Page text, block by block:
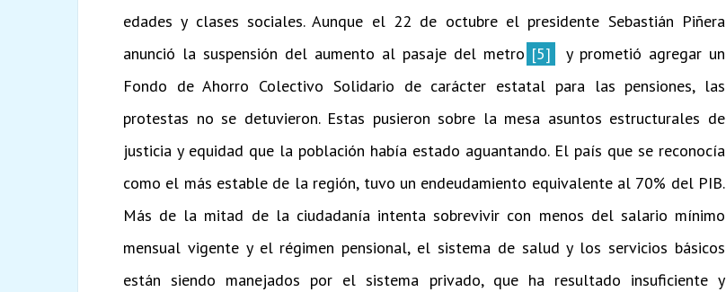
edades y clases sociales. Aunque el 22 de octubre el presidente Sebastián Piñera
anunció la suspensión del aumento al pasaje del metro [5]
y prometió agregar un
Fondo de Ahorro Colectivo Solidario de carácter estatal para las pensiones, las
protestas no se detuvieron. Estas pusieron sobre la mesa asuntos estructurales de
justicia y equidad que la población había estado aguantando. El país que se reconocía
como el más estable de la región, tuvo un endeudamiento equivalente al 70% del PIB.
Más de la mitad de la ciudadanía intenta sobrevivir con menos del salario mínimo
mensual vigente y el régimen pensional, el sistema de salud y los servicios básicos
están siendo manejados por el sistema privado, que ha resultado insuficiente y